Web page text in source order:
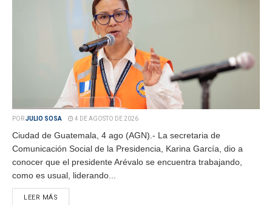
PORJULIO SOSA 4 DE AGOSTO DE 2026
Ciudad de Guatemala, 4 ago (AGN).- La secretaria de
Comunicación Social de la Presidencia, Karina García, dio a
conocer que el presidente Arévalo se encuentra trabajando,
como es usual, liderando...
LEER MÁS